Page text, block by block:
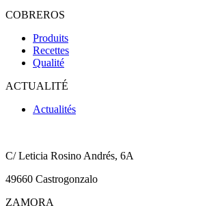
COBREROS
Produits
Recettes
Qualité
ACTUALITÉ
Actualités
C/ Leticia Rosino Andrés, 6A
49660 Castrogonzalo
ZAMORA